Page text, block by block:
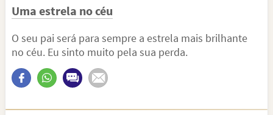
Uma estrela no céu
O seu pai será para sempre a estrela mais brilhante
no céu. Eu sinto muito pela sua perda.